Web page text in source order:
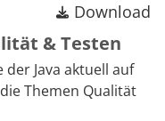
Download
& Testen
der Java aktuell auf
Themen Qualität